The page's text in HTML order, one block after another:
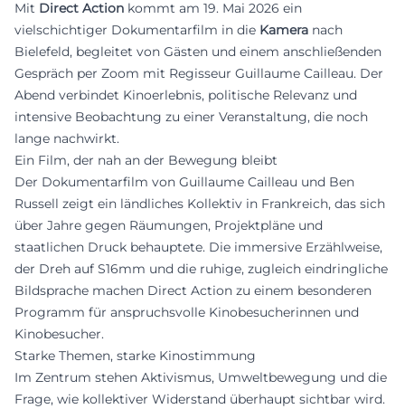
Mit Direct Action kommt am 19. Mai 2026 ein
vielschichtiger Dokumentarfilm in die Kamera nach
Bielefeld, begleitet von Gästen und einem anschließenden
Gespräch per Zoom mit Regisseur Guillaume Cailleau. Der
Abend verbindet Kinoerlebnis, politische Relevanz und
intensive Beobachtung zu einer Veranstaltung, die noch
lange nachwirkt.
Ein Film, der nah an der Bewegung bleibt
Der Dokumentarfilm von Guillaume Cailleau und Ben
Russell zeigt ein ländliches Kollektiv in Frankreich, das sich
über Jahre gegen Räumungen, Projektpläne und
staatlichen Druck behauptete. Die immersive Erzählweise,
der Dreh auf S16mm und die ruhige, zugleich eindringliche
Bildsprache machen Direct Action zu einem besonderen
Programm für anspruchsvolle Kinobesucherinnen und
Kinobesucher.
Starke Themen, starke Kinostimmung
Im Zentrum stehen Aktivismus, Umweltbewegung und die
Frage, wie kollektiver Widerstand überhaupt sichtbar wird.